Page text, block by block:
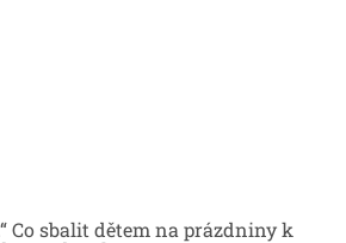
Co sbalit dětem na prázdniny k